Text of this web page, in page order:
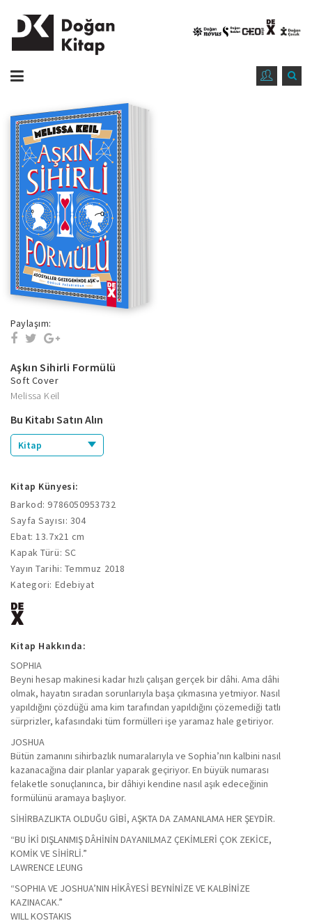
Paylaşım:
Aşkın Sihirli Formülü
Soft Cover
Melissa Keil
Bu Kitabı Satın Alın
Kitap
Kitap Künyesi:
Barkod: 9786050953732
Sayfa Sayısı: 304
Ebat: 13.7x21 cm
Kapak Türü: SC
Yayın Tarihi: Temmuz 2018
Kategori: Edebiyat
Kitap Hakkında:
SOPHIA
Beyni hesap makinesi kadar hızlı çalışan gerçek bir dâhi. Ama dâhi
olmak, hayatın sıradan sorunlarıyla başa çıkmasına yetmiyor. Nasıl
yapıldığını çözdüğü ama kim tarafından yapıldığını çözemediği tatlı
sürprizler, kafasındaki tüm formülleri işe yaramaz hale getiriyor.
JOSHUA
Bütün zamanını sihirbazlık numaralarıyla ve Sophia’nın kalbini nasıl
kazanacağına dair planlar yaparak geçiriyor. En büyük numarası
felaketle sonuçlanınca, bir dâhiyi kendine nasıl aşık edeceğinin
formülünü aramaya başlıyor.
SİHİRBAZLIKTA OLDUĞU GİBİ, AŞKTA DA ZAMANLAMA HER ŞEYDİR.
“BU İKİ DIŞLANMIŞ DÂHİNİN DAYANILMAZ ÇEKİMLERİ ÇOK ZEKİCE,
KOMİK VE SİHİRLİ.”
LAWRENCE LEUNG
“SOPHIA VE JOSHUA’NIN HİKÂYESİ BEYNİNİZE VE KALBİNİZE
KAZINACAK.”
WILL KOSTAKIS